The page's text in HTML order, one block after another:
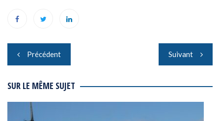
Navigation
de
l’article
Précédent Suivant
SUR LE MÊME SUJET